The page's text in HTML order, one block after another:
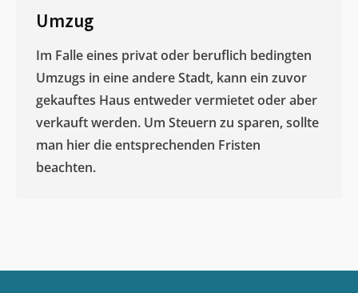
Umzug
Im Falle eines privat oder beruflich bedingten
Umzugs in eine andere Stadt, kann ein zuvor
gekauftes Haus entweder vermietet oder aber
verkauft werden. Um Steuern zu sparen, sollte
man hier die entsprechenden Fristen
beachten.